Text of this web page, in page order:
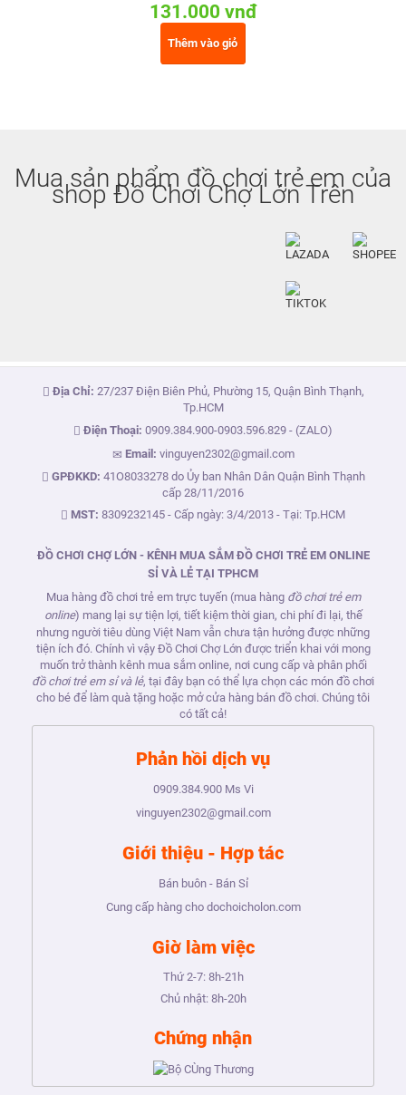
131.000 vnđ
Thêm vào giỏ
Mua sản phẩm đồ chơi trẻ em của
shop Đồ Chơi Chợ Lớn Trên
Địa Chỉ: 27/237 Điện Biên Phủ, Phường 15, Quận Bình Thạnh,
Tp.HCM
Điện Thoại: 0909.384.900-0903.596.829 - (ZALO)
Email: vinguyen2302@gmail.com
GPĐKKD: 41O8033278 do Ủy ban Nhân Dân Quận Bình Thạnh
cấp 28/11/2016
MST: 8309232145 - Cấp ngày: 3/4/2013 - Tại: Tp.HCM
ĐỒ CHƠI CHỢ LỚN - KÊNH MUA SẮM ĐỒ CHƠI TRẺ EM ONLINE
SỈ VÀ LẺ TẠI TPHCM
Mua hàng đồ chơi trẻ em trực tuyến (mua hàng đồ chơi trẻ em
online) mang lại sự tiện lợi, tiết kiệm thời gian, chi phí đi lại, thế
nhưng người tiêu dùng Việt Nam vẫn chưa tận hưởng được những
tiện ích đó. Chính vì vậy Đồ Chơi Chợ Lớn được triển khai với mong
muốn trở thành kênh mua sắm online, nơi cung cấp và phân phối
đồ chơi trẻ em sỉ và lẻ, tại đây bạn có thể lựa chọn các món đồ chơi
cho bé để làm quà tặng hoặc mở cửa hàng bán đồ chơi. Chúng tôi
có tất cả!
Phản hồi dịch vụ
0909.384.900Ms Vi
vinguyen2302@gmail.com
Giới thiệu - Hợp tác
Bán buôn - Bán Sỉ
Cung cấp hàng cho dochoicholon.com
Giờ làm việc
Thứ 2-7:8h-21h
Chủ nhật:8h-20h
Chứng nhận